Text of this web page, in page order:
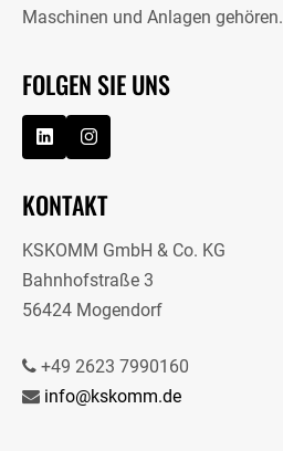
Maschinen und Anlagen gehören.
FOLGEN SIE UNS
KONTAKT
KSKOMM GmbH & Co. KG
Bahnhofstraße 3
56424 Mogendorf
+49 2623 7990160
info@kskomm.de